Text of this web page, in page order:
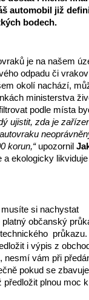
automobil již
bodech.
je na našem
odpadu či
okolí nachází,
ministerstva
podle místa
ujistit, zda je
korun,“upozornil
a ekologicky likviduje
si nachystat
občanský
průkazu.
i výpis z
nesmí vám při
pokud se
plnou moc k